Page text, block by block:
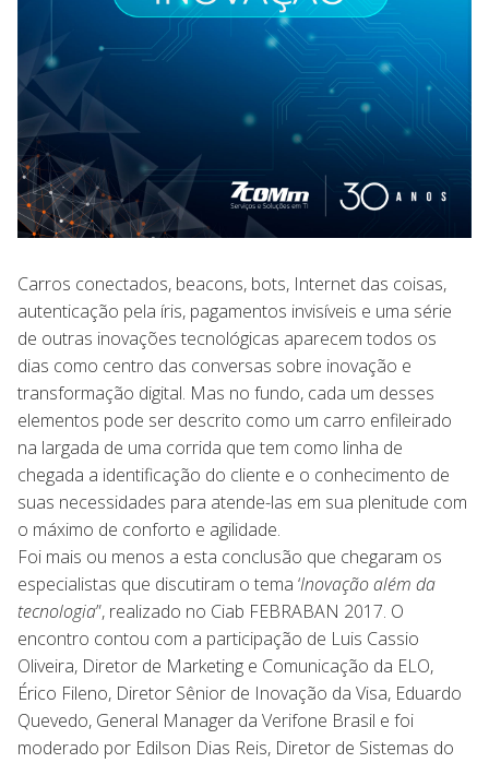
Carros conectados, beacons, bots, Internet das coisas,
autenticação pela íris, pagamentos invisíveis e uma série
de outras inovações tecnológicas aparecem todos os
dias como centro das conversas sobre inovação e
transformação digital. Mas no fundo, cada um desses
elementos pode ser descrito como um carro enfileirado
na largada de uma corrida que tem como linha de
chegada a identificação do cliente e o conhecimento de
suas necessidades para atende-las em sua plenitude com
o máximo de conforto e agilidade.
Foi mais ou menos a esta conclusão que chegaram os
especialistas que discutiram o tema ‘Inovação além da
tecnologia”, realizado no Ciab FEBRABAN 2017. O
encontro contou com a participação de Luis Cassio
Oliveira, Diretor de Marketing e Comunicação da ELO,
Érico Fileno, Diretor Sênior de Inovação da Visa, Eduardo
Quevedo, General Manager da Verifone Brasil e foi
moderado por Edilson Dias Reis, Diretor de Sistemas do